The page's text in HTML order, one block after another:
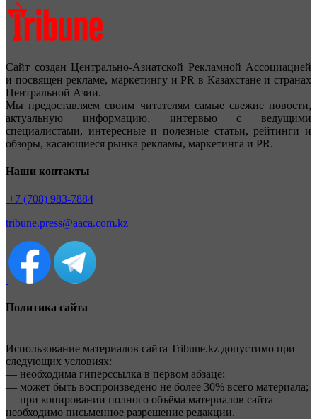
Сайт создан Центрально-Азиатской Рекламной Ассоциацией
и посвящен рекламе, маркетингу и PR в Казахстане и странах
Центральной Азии.
Мы предоставляем своим читателям самые свежие новости,
актуальную информацию, интервью с ведущими
специалистами, интересные и полезные статьи, рейтинги и
обзоры, касающиеся рынка рекламы, маркетинга и PR.
Наши контакты
+7 (708) 983-7884
tribune.press@aaca.com.kz
Политика сайта
Использование материалов сайта Tribune.kz допустимо при
следующих условиях:
— необходима гиперссылка в первом абзаце;
— может быть воспроизведено не более 30% всего материала;
— при копировании полного объёма материалов сайта
необходимо письменное разрешение редакции.